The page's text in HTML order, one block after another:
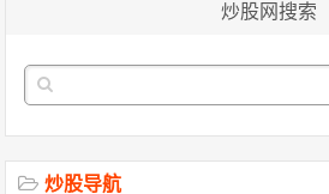
炒股网搜索
炒股导航